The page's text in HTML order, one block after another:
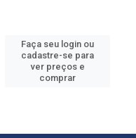
Faça seu login ou
cadastre-se para
ver preços e
comprar